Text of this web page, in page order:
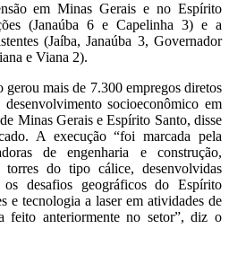
em Minas Gerais e no Espírito
(Janaúba 6 e Capelinha 3) e a
(Jaíba, Janaúba 3, Governador
e Viana 2).
mais de 7.300 empregos diretos
socioeconômico em
Minas Gerais e Espírito Santo, disse
A execução “foi marcada pela
de engenharia e construção,
do tipo cálice, desenvolvidas
os desafios geográficos do Espírito
e tecnologia a laser em atividades de
feito anteriormente no setor”, diz o